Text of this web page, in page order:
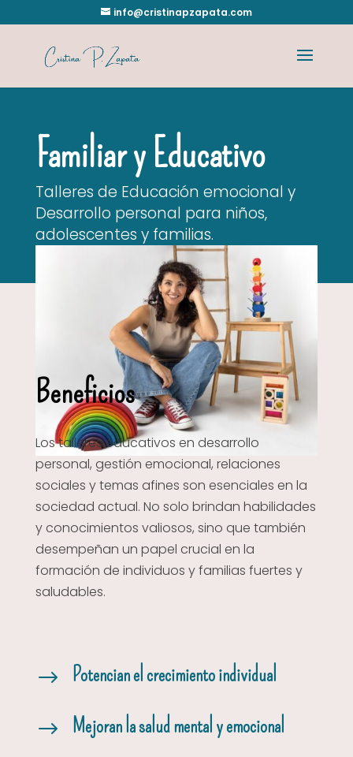
info@cristinapzapata.com
Familiar y Educativo
Talleres de Educación emocional y
Desarrollo personal para niños,
adolescentes y familias.
Beneficios
Los talleres educativos en desarrollo
personal, gestión emocional, relaciones
sociales y temas afines son esenciales en la
sociedad actual. No solo brindan habilidades
y conocimientos valiosos, sino que también
desempeñan un papel crucial en la
formación de individuos y familias fuertes y
saludables.
$ Potencian el crecimiento individual
$ Mejoran la salud mental y emocional